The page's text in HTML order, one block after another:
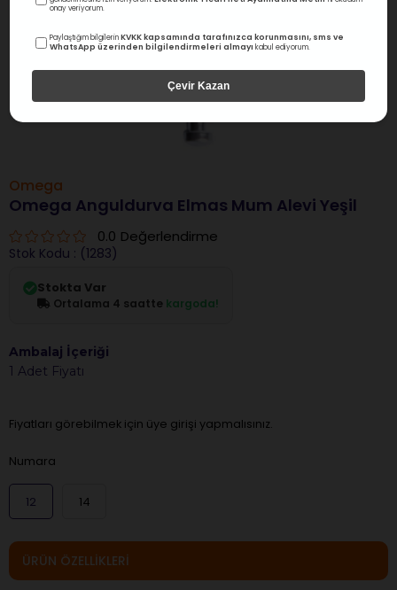
Omega
Omega Anguldurva Elmas Mum Alevi Yeşil
0.0 Değerlendirme
Stok Kodu (1283)
Stokta Var
Ortalama 4 saatte kargoda!
Ambalaj İçeriği
1 Adet Fiyatı
Fiyatları görebilmek için üye girişi yapmalısınız.
Numara
12 14
ÜRÜN ÖZELLIKLERI
onay veriyorum.
Paylaştığım bilgilerinKVKK kapsamında tarafınızca korunmasını, sms ve
WhatsApp üzerinden bilgilendirmeleri almayı kabul ediyorum.
Çevir Kazan